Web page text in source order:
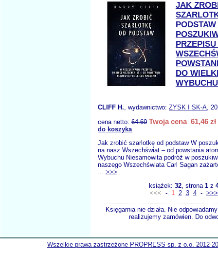
JAK
DO
WYBUCHU
CLIFF H., wydawnictwo: ZYSK I SK-A,
cena netto: 64.69 Twoja cena 61,46 zł
do koszyka
Jak zrobić szarlotkę od podstaw W
na nasz Wszechświat – od powstania
Wybuchu Niesamowita podróż w
naszego Wszechświata Carl Sagan
... >>>
książek: 32, strona 1z
<<< - 1 2 3 4- >>>
Księgarnia nie działa. Nie
realizujemy zamówien. Do
Wszelkie prawa zastrzeżone PROPRESS sp. z o.o. 2012-